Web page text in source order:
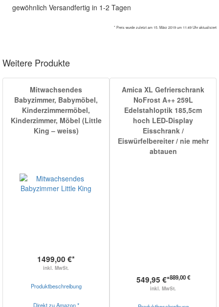
gewöhnlich Versandfertig in 1-2 Tagen
* Preis wurde zuletzt am 15. März 2019 um 11:49 Uhr aktualisiert
Weitere Produkte
Mitwachsendes
Babyzimmer, Babymöbel,
Kinderzimmermöbel,
Kinderzimmer, Möbel (Little
King – weiss)
1499,00 €*
inkl. MwSt.
Produktbeschreibung
Direkt zu Amazon *
Amica XL Gefrierschrank
NoFrost A++ 259L
Edelstahloptik 185,5cm
hoch LED-Display
Eisschrank /
Eiswürfelbereiter / nie mehr
abtauen
549,95 €*889,00 €
inkl. MwSt.